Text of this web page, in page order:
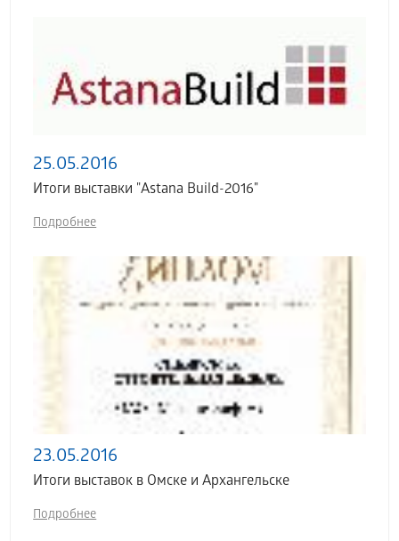
25.05.2016
Итоги выставки "Astana Build-2016"
Подробнее
23.05.2016
Итоги выставок в Омске и Архангельске
Подробнее